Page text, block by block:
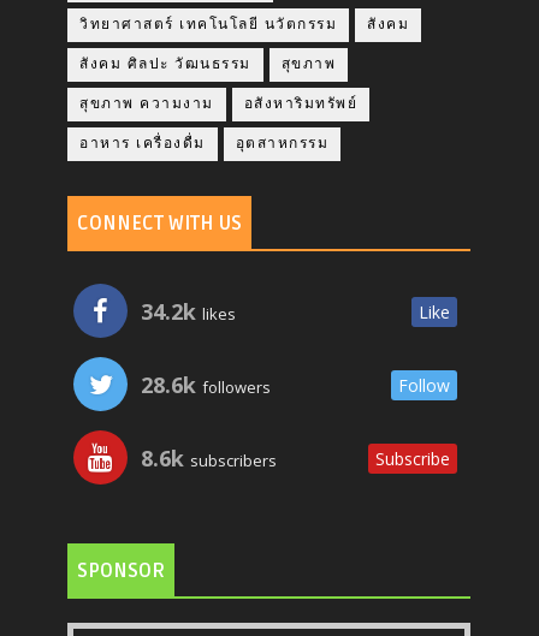
วิทยาศาสตร์ เทคโนโลยี นวัตกรรม สังคม
สังคม ศิลปะ วัฒนธรรม สุขภาพ
สุขภาพ ความงาม อสังหาริมทรัพย์
อาหาร เครื่องดื่ม อุตสาหกรรม
CONNECT WITH US
34.2k likes Like
28.6k followers Follow
8.6k subscribers Subscribe
SPONSOR